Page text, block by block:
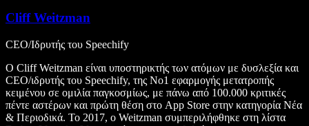
Cliff Weitzman
CEO/Ιδρυτής του Speechify
Ο Cliff Weitzman είναι υποστηρικτής των ατόμων με δυσλεξία και
CEO/ιδρυτής του Speechify, της Νο1 εφαρμογής μετατροπής
κειμένου σε ομιλία παγκοσμίως, με πάνω από 100.000 κριτικές
πέντε αστέρων και πρώτη θέση στο App Store στην κατηγορία Νέα
& Περιοδικά. Το 2017, ο Weitzman συμπεριλήφθηκε στη λίστα